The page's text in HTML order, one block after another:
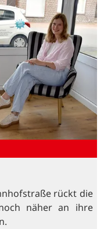
rückt die
näher an ihre